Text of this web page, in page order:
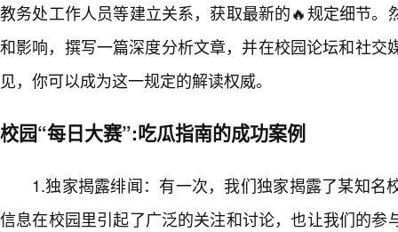
教务处工作人员等建立关系，获取最新的🔥规定细节。
和影响，撰写一篇深度分析文章，并在校园论坛和社交
见，你可以成为这一规定的解读权威。
校园“每日大赛”:吃瓜指南的成功案例
1.独家揭露绯闻：有一次，我们独家揭露了某知名
信息在校园里引起了广泛的关注和讨论，也让我们的参